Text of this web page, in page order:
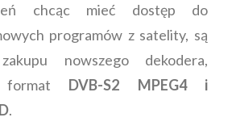
chcąc mieć dostęp do
programów z satelity, są
nowszego dekodera,
format DVB-S2 MPEG4 i
.